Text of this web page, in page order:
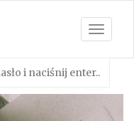
Toggle